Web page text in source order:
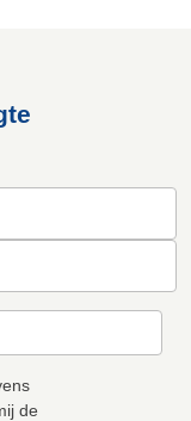
de